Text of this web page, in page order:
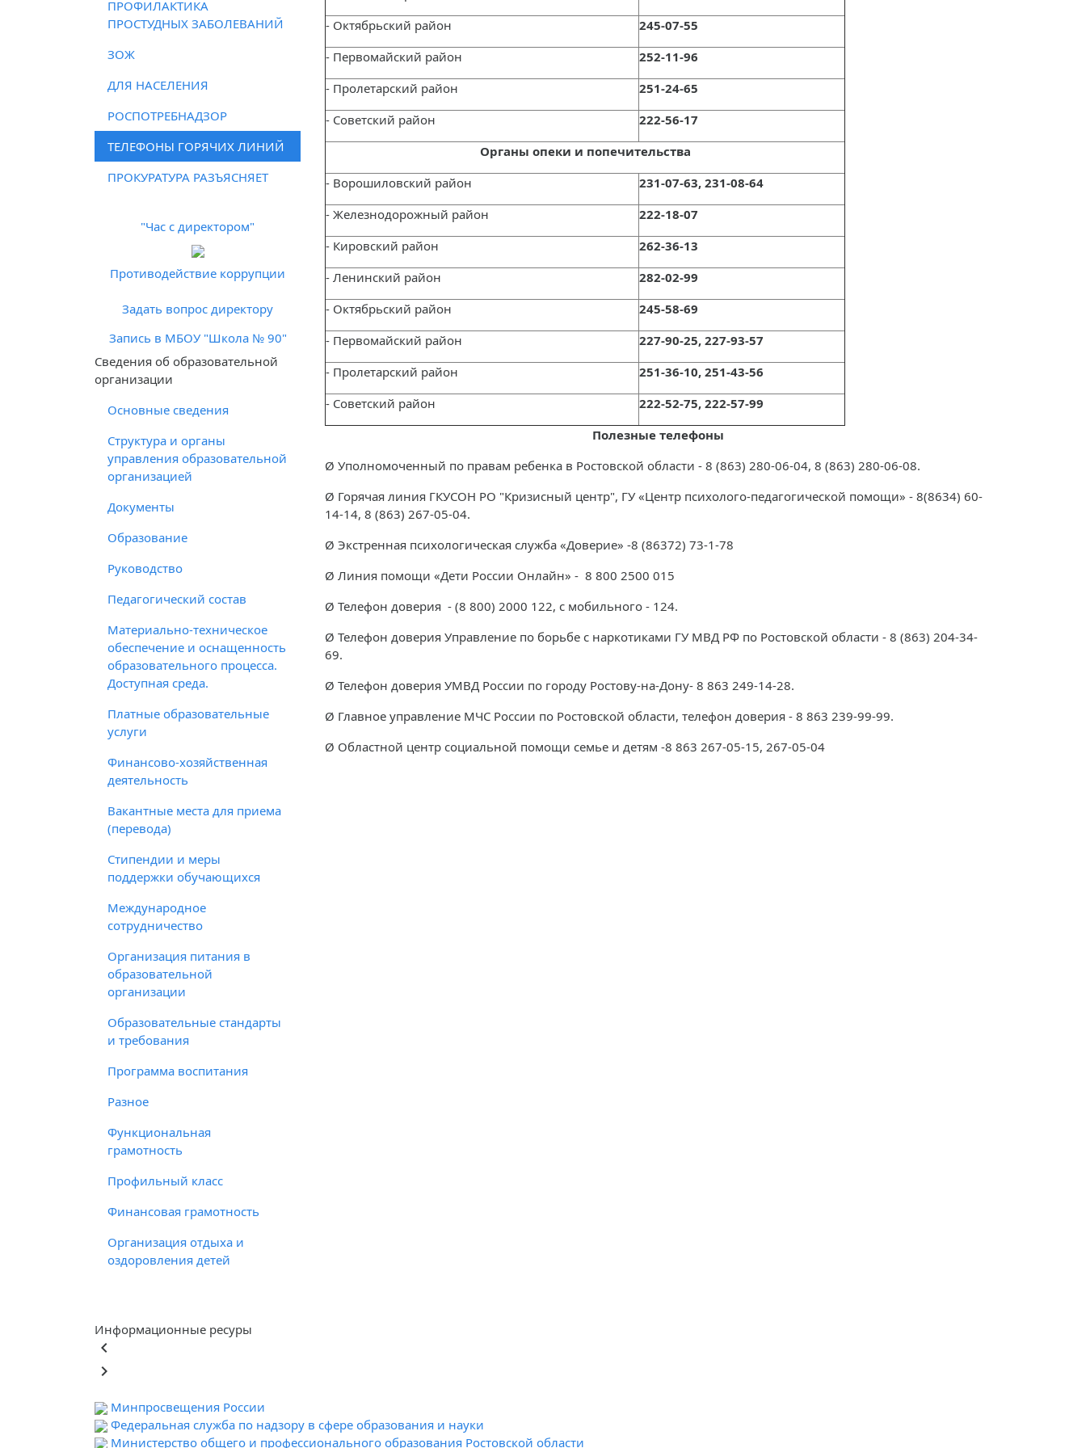
ПРОФИЛАКТИКА
ПРОСТУДНЫХ ЗАБОЛЕВАНИЙ
ЗОЖ
ДЛЯ НАСЕЛЕНИЯ
РОСПОТРЕБНАДЗОР
ТЕЛЕФОНЫ ГОРЯЧИХ ЛИНИЙ
ПРОКУРАТУРА РАЗЪЯСНЯЕТ
"Час с директором"
Противодействие коррупции
Задать вопрос директору
Запись в МБОУ "Школа № 90"
Cведения об образовательной
организации
Основные сведения
Структура и органы
управления образовательной
организацией
Документы
Образование
Руководство
Педагогический состав
Материально-техническое
обеспечение и оснащенность
образовательного процесса.
Доступная среда.
Платные образовательные
услуги
Финансово-хозяйственная
деятельность
Вакантные места для приема
(перевода)
Стипендии и меры
поддержки обучающихся
Международное
сотрудничество
Организация питания в
образовательной
организации
Образовательные стандарты
и требования
Программа воспитания
Разное
Функциональная
грамотность
Профильный класс
Финансовая грамотность
Организация отдыха и
оздоровления детей
- Октябрьский район
245-07-55
- Первомайский район
252-11-96
- Пролетарский район
251-24-65
- Советский район
222-56-17
Органы опеки и попечительства
- Ворошиловский район
231-07-63, 231-08-64
- Железнодорожный район
222-18-07
- Кировский район
262-36-13
- Ленинский район
282-02-99
- Октябрьский район
245-58-69
- Первомайский район
227-90-25, 227-93-57
- Пролетарский район
251-36-10, 251-43-56
- Советский район
222-52-75, 222-57-99
Полезные телефоны
Ø Уполномоченный по правам ребенка в Ростовской области - 8 (863) 280-06-04, 8 (863) 280-06-08.
Ø Горячая линия ГКУСОН РО "Кризисный центр", ГУ «Центр психолого-педагогической помощи» - 8(8634) 60-
14-14, 8 (863) 267-05-04.
Ø Экстренная психологическая служба «Доверие» -8 (86372) 73-1-78
Ø Линия помощи «Дети России Онлайн» - 8 800 2500 015
Ø Телефон доверия - (8 800) 2000 122, с мобильного - 124.
Ø Телефон доверия Управление по борьбе с наркотиками ГУ МВД РФ по Ростовской области - 8 (863) 204-34-
69.
Ø Телефон доверия УМВД России по городу Ростову-на-Дону- 8 863 249-14-28.
Ø Главное управление МЧС России по Ростовской области, телефон доверия - 8 863 239-99-99.
Ø Областной центр социальной помощи семье и детям -8 863 267-05-15, 267-05-04
Информационные ресуры
keyboard_arrow_left
keyboard_arrow_right
Минпросвещения России
Федеральная служба по надзору в сфере образования и науки
Министерство общего и профессионального образования Ростовской области